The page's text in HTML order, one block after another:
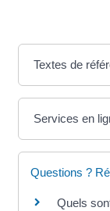
Textes de
Services en
Questions ?
Quels